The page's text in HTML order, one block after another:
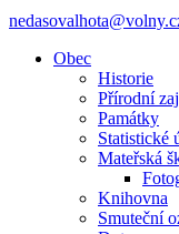
Obec
Historie
Přírodní
Památky
Statistické
Mateřská
Knihovna
Smuteční